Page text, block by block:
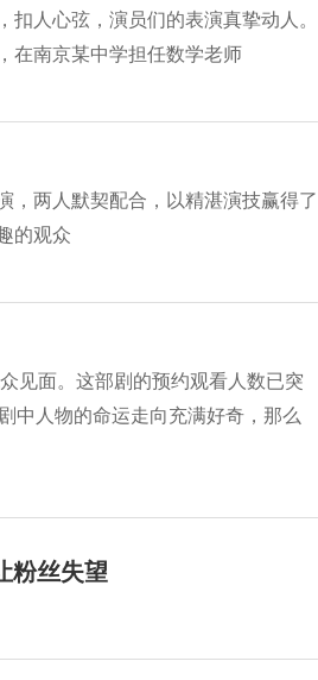
扣人心弦，演员们的表演真挚动人。
在南京某中学担任数学老师
，两人默契配合，以精湛演技赢得了
的观众
见面。这部剧的预约观看人数已突
中人物的命运走向充满好奇，那么
粉丝失望